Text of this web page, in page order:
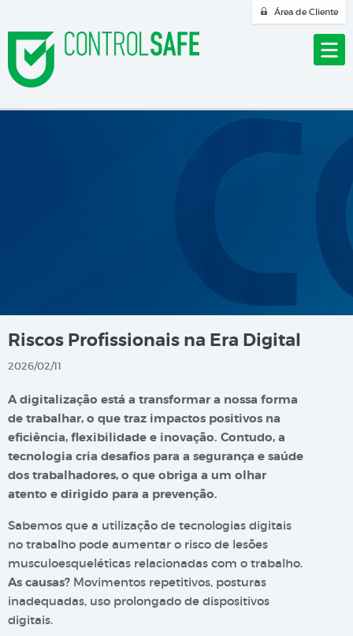
Área de Cliente
Riscos Profissionais na Era Digital
2026/02/11
A digitalização está a transformar a nossa forma
de trabalhar, o que traz impactos positivos na
eficiência, flexibilidade e inovação. Contudo, a
tecnologia cria desafios para a segurança e saúde
dos trabalhadores, o que obriga a um olhar
atento e dirigido para a prevenção.
Sabemos que a utilização de tecnologias digitais
no trabalho pode aumentar o risco de lesões
musculoesqueléticas relacionadas com o trabalho.
As causas? Movimentos repetitivos, posturas
inadequadas, uso prolongado de dispositivos
digitais.